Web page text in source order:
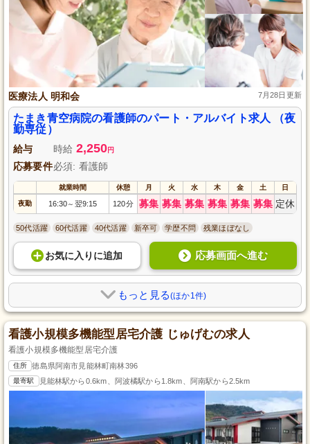
医療法人 明和会 7月28日更新
たまき青空病院の看護師のパート・アルバイト求人 （夜
勤専従）
給与 時給 2,250円
応募要件必須: 看護師
就業時間 休憩 月 火 水 木 金 土 日
夜勤 16:30～ 翌9:15 120分 募集 募集 募集 募集 募集 募集 定休
50代活躍 60代活躍 40代活躍 新卒可 学歴不問 残業ほぼなし
お気に入り に追加 応募画面へ進む
もっと見る(ほか1件)
看護小規模多機能型居宅介護 じゅげむの求人
看護小規模多機能型居宅介護
住所 徳島県阿南市見能林町南林396
最寄駅 見能林駅から0.6km、阿波橘駅から1.8km、阿南駅から2.5km